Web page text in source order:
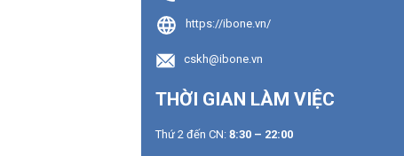
cskh@ibone.vn
THỜI GIAN LÀM VIỆC
https://ibone.vn/
Thứ 2 đến CN: 8:30 – 22:00